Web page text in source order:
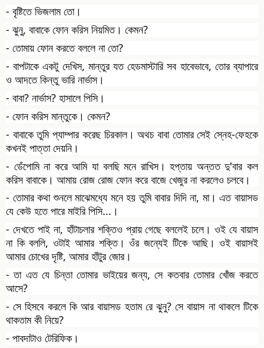
- বৃষ্টিতে ভিজলাম তো।
- ঝুনু, বাবাকে ফোন করিস নিয়মিত। কেমন?
- তোমায় ফোন করতে বললে না তো?
- বাপটাকে একটু দেখিস, মান্তুর যত হেডমাস্টারি সব হাবেভাবে, তোর ব্যাপারে
ও আদতে কিন্তু ভারি নার্ভাস।
- বাবা? নার্ভাস? হাসালে পিসি।
- ফোন করিস মান্তুকে। কেমন?
- বাবাকে তুমি প্যাম্পার করেছ চিরকাল। অথচ বাবা তোমার সেই স্নেহ-ফেহকে
কখনই পাত্তা দেয়নি।
- ডেঁপোমি না করে আমি যা বলছি মনে রাখিস। হপ্তায় অন্তত দু'বার কল
করিস বাবাকে। আমায় রোজ রোজ ফোন করে বাজে খেজুর না করলেও চলবে।
- তোমার কথা শুনলে মাঝেমধ্যে মনে হয় তুমি বাবার দিদি না, মা। এত বায়াসড
যে কেউ হতে পারে মাইরি পিসি...।
- দেখতে পাই না, হাঁটাচলার শক্তিও প্রায় গেছে বললেই চলে। ওই যে বায়াস
না কি বললি, ওটাই আমার শক্তি। ওঁর জন্যেই টিকে আছি। ওই বায়াসই
আমার চোখের দৃষ্টি, আমার হাঁটুর জোর।
- তা এত যে চিন্তা তোমার ভাইয়ের জন্য, সে কতবার তোমার খোঁজ করতে
আসে?
- সে হিসবে করলে কি আর বায়াসড হতাম রে ঝুনু? সে বায়াস না থাকলে টিকে
থাকতাম কী নিয়ে?
- পাবদাটাও টেরিফিক।